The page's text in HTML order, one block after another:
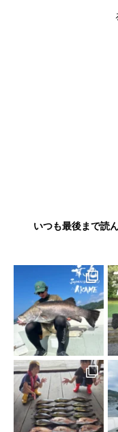
いつも最後まで読